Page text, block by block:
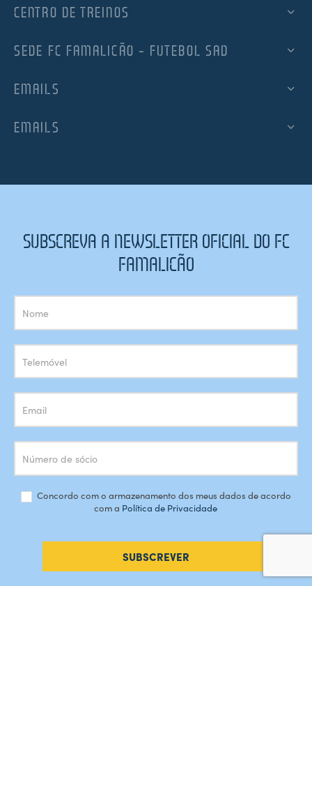
CENTRO DE TREINOS
SEDE FC FAMALICÃO – FUTEBOL SAD
EMAILS
EMAILS
SUBSCREVA A NEWSLETTER OFICIAL DO FC
FAMALICÃO
Subscrição
Newsletter
Concordo com o armazenamento dos meus dados de acordo
com a Política de Privacidade
SUBSCREVER